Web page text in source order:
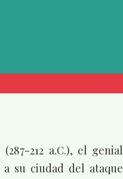
212 a.C.), el genial
su ciudad del ataque